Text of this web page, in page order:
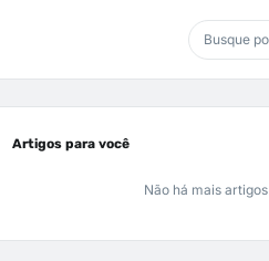
Artigos para você
Não há mais artigos